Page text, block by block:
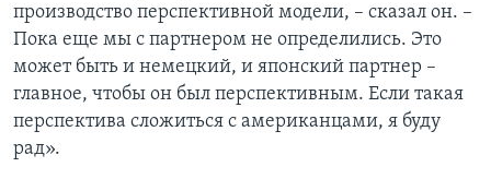
производство перспективной модели, – сказал он. –
Пока еще мы с партнером не определились. Это
может быть и немецкий, и японский партнер –
главное, чтобы он был перспективным. Если такая
перспектива сложиться с американцами, я буду
рад».